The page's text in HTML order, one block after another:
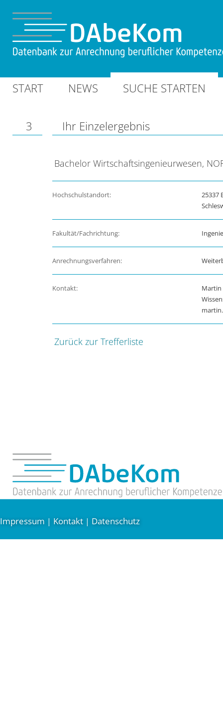
START NEWS SUCHE STARTEN
3 Ihr Einzelergebnis
Bachelor Wirtschaftsingenieurwesen,
Hochschulstandort:
25337
Fakultät/Fachrichtung:
Anrechnungsverfahren:
Kontakt:
Martin
Zurück zur Trefferliste
Impressum | Kontakt | Datenschutz